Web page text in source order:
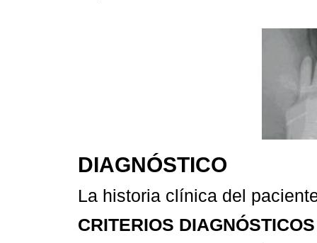
DIAGNÓSTICO
La historia clínica del
CRITERIOS DIAGNÓSTICOS